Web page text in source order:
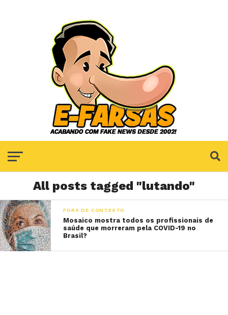
All posts tagged "lutando"
FORA DE CONTEXTO
Mosaico mostra todos os profissionais de
saúde que morreram pela COVID-19 no
Brasil?